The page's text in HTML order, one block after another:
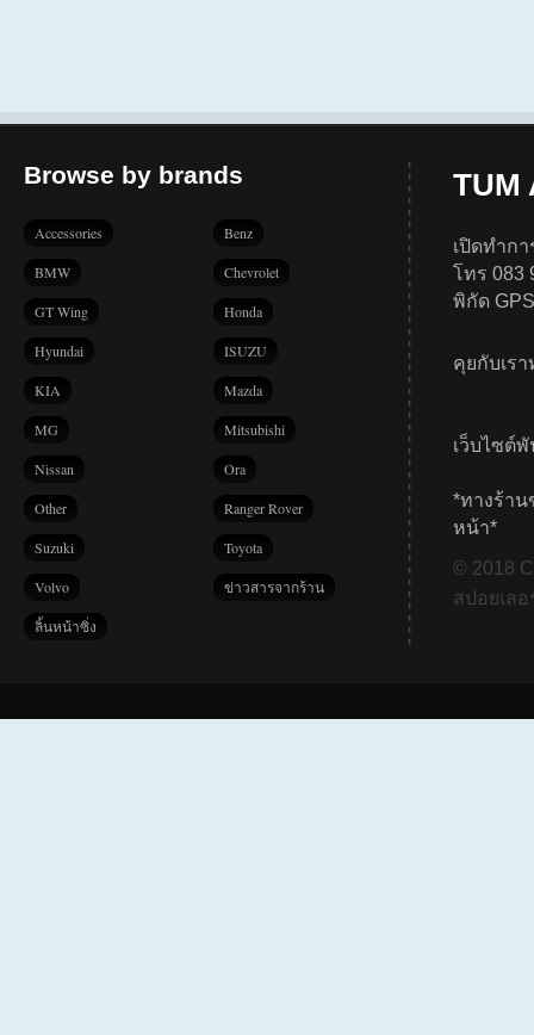
Browse by brands
Accessories Benz
BMW Chevrolet
GT Wing Honda
Hyundai ISUZU
KIA Mazda
MG Mitsubishi
Nissan Ora
Other Ranger Rover
Suzuki Toyota
Volvo ข่าวสารจากร้าน
ลิ้นหน้าซิ่ง
TUM
เปิดทำก
โทร 083
พิกัด
คุยกับเร
เว็บไซต์
*ทางร้าน
หน้า*
© 2018
สปอยเล